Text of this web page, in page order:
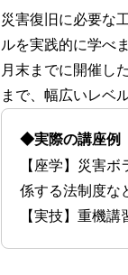
災害復旧に必要な
ルを実践的に学べ
月末までに開催し
まで、幅広いレベ
◆実際の講座例
【座学】災害
係する法制度な
【実技】重機